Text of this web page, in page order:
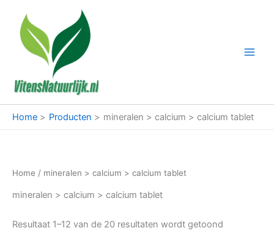
inhoud
Home Producten mineralen > calcium > calcium tablet
Home / mineralen > calcium > calcium tablet
mineralen > calcium > calcium tablet
Resultaat 1–12 van de 20 resultaten wordt getoond